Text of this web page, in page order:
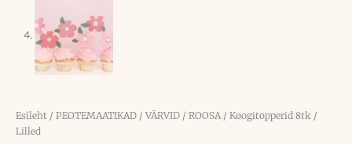
Esileht / PEOTEMAATIKAD / VÄRVID / ROOSA / Koogitopperid 8tk /
Lilled